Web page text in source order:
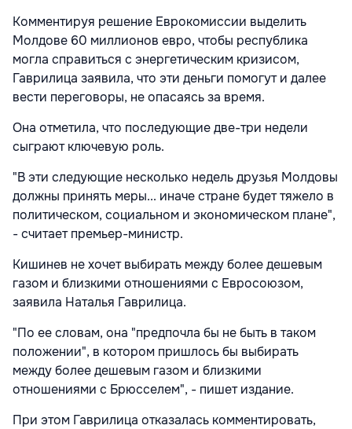
Комментируя решение Еврокомиссии выделить
Молдове 60 миллионов евро, чтобы республика
могла справиться с энергетическим кризисом,
Гаврилица заявила, что эти деньги помогут и далее
вести переговоры, не опасаясь за время.
Она отметила, что последующие две-три недели
сыграют ключевую роль.
"В эти следующие несколько недель друзья Молдовы
должны принять меры... иначе стране будет тяжело в
политическом, социальном и экономическом плане",
- считает премьер-министр.
Кишинев не хочет выбирать между более дешевым
газом и близкими отношениями с Евросоюзом,
заявила Наталья Гаврилица.
"По ее словам, она "предпочла бы не быть в таком
положении", в котором пришлось бы выбирать
между более дешевым газом и близкими
отношениями с Брюсселем", - пишет издание.
При этом Гаврилица отказалась комментировать,